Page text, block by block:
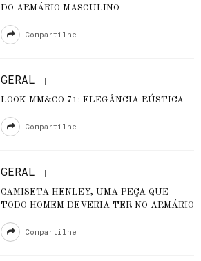
DO ARMÁRIO MASCULINO
Compartilhe
GERAL
LOOK MM&CO 71: ELEGÂNCIA RÚSTICA
Compartilhe
GERAL
CAMISETA HENLEY, UMA PEÇA QUE
TODO HOMEM DEVERIA TER NO ARMÁRIO
Compartilhe